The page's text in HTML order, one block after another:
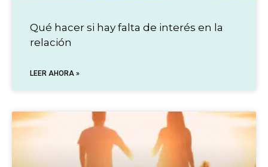
Qué hacer si hay falta de interés en la
relación
LEER AHORA »